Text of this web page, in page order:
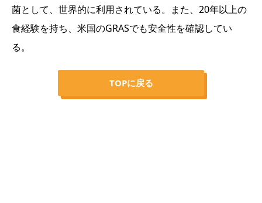
菌として、世界的に利用されている。また、20年以上の
食経験を持ち、米国のGRASでも安全性を確認してい
る。
TOPに戻る